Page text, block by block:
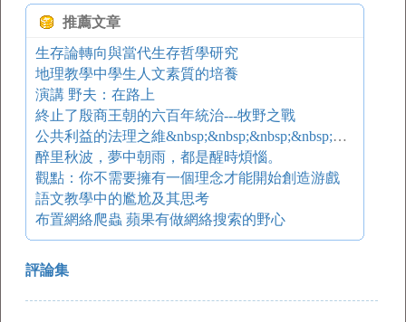
推薦文章
生存論轉向與當代生存哲學研究
地理教學中學生人文素質的培養
演講 野夫：在路上
終止了殷商王朝的六百年統治---牧野之戰
公共利益的法理之維&nbsp;&nbsp;&nbsp;&nbsp;公共利益的程序主義考量
醉里秋波，夢中朝雨，都是醒時煩惱。
觀點：你不需要擁有一個理念才能開始創造游戲
語文教學中的尷尬及其思考
布置網絡爬蟲 蘋果有做網絡搜索的野心
評論集